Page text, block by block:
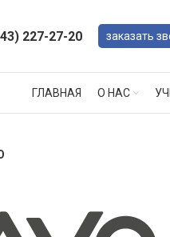
227-27-20 заказать
ГЛАВНАЯ О НАС